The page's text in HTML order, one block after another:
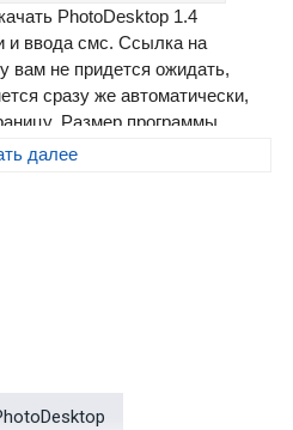
PhotoDesktop 1.4
и ввода смс. Ссылка на
вам не придется ожидать,
сразу же автоматически,
Размер программы
легко управлять установкой и
возможность вывода
изменение размера
самостоятельно, либо
далее